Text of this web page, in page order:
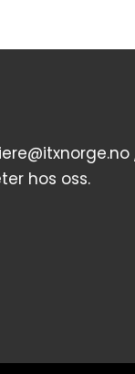
hos oss.